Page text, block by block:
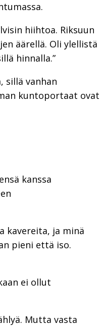
hiihtoa. Riksuun
äärellä. Oli ylellistä
hinnalla.”
sillä vanhan
kuntoportaat ovat
kanssa
kavereita, ja minä
pieni että iso.
ei ollut
Mutta vasta